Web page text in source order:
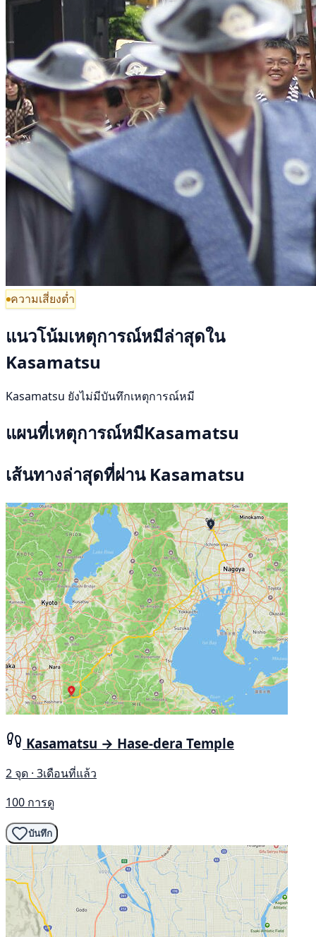
ความเสี่ยงต่ำ
แนวโน้มเหตุการณ์หมีล่าสุดใน
Kasamatsu
Kasamatsu ยังไม่มีบันทึกเหตุการณ์หมี
แผนที่เหตุการณ์หมีKasamatsu
เส้นทางล่าสุดที่ผ่าน Kasamatsu
Kasamatsu → Hase-dera Temple
2 จุด · 3เดือนที่แล้ว
100 การดู
บันทึก